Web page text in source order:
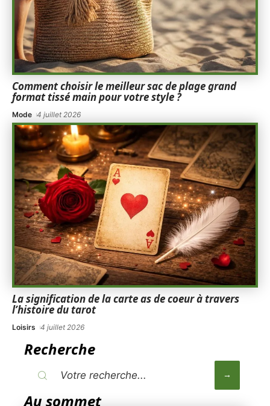
Comment choisir le meilleur sac de plage grand
format tissé main pour votre style ?
Mode 4 juillet 2026
La signification de la carte as de coeur à travers
l’histoire du tarot
Loisirs 4 juillet 2026
Recherche
Au sommet